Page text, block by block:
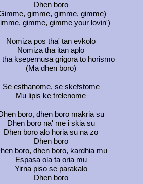
Dhen boro
gimme, gimme, gimme)
gimme, gimme your lovin')
Nomiza pos tha' tan evkolo
Nomiza tha itan aplo
tha ksepernusa grigora to horismo
(Ma dhen boro)
Se esthanome, se skefstome
Mu lipis ke trelenome
boro, dhen boro makria su
Dhen boro na' me i skia su
Dhen boro alo horia su na zo
Dhen boro
boro, dhen boro, kardhia mu
Espasa ola ta oria mu
Yirna piso se parakalo
Dhen boro